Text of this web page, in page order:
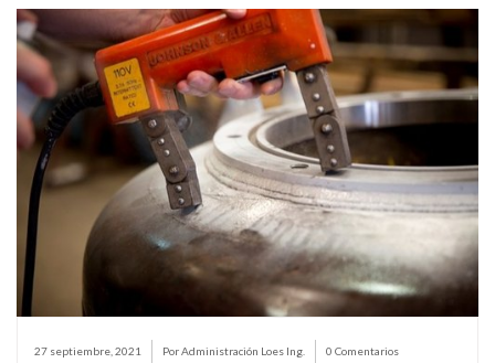
27 septiembre, 2021 Por Administración Loes Ing. 0 Comentarios